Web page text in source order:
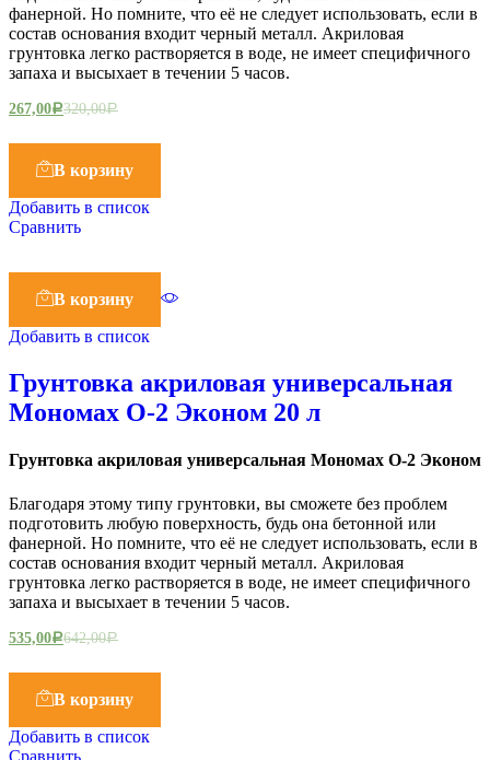
фанерной. Но помните, что её не следует использовать, если в
состав основания входит черный металл. Акриловая
грунтовка легко растворяется в воде, не имеет специфичного
запаха и высыхает в течении 5 часов.
267,00Р320,00Р
В корзину
Добавить в список
Сравнить
В корзину
Добавить в список
Грунтовка акриловая универсальная
Мономах О-2 Эконом 20 л
Грунтовка акриловая универсальная Мономах О-2 Эконом
Благодаря этому типу грунтовки, вы сможете без проблем
подготовить любую поверхность, будь она бетонной или
фанерной. Но помните, что её не следует использовать, если в
состав основания входит черный металл. Акриловая
грунтовка легко растворяется в воде, не имеет специфичного
запаха и высыхает в течении 5 часов.
535,00Р642,00Р
В корзину
Добавить в список
Сравнить